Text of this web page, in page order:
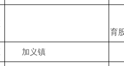
育
加义镇